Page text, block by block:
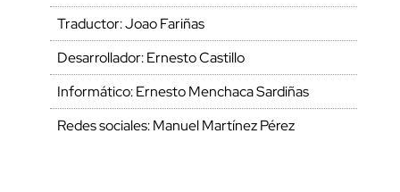
Traductor: Joao Fariñas
Desarrollador: Ernesto Castillo
Informático: Ernesto Menchaca Sardiñas
Redes sociales: Manuel Martínez Pérez